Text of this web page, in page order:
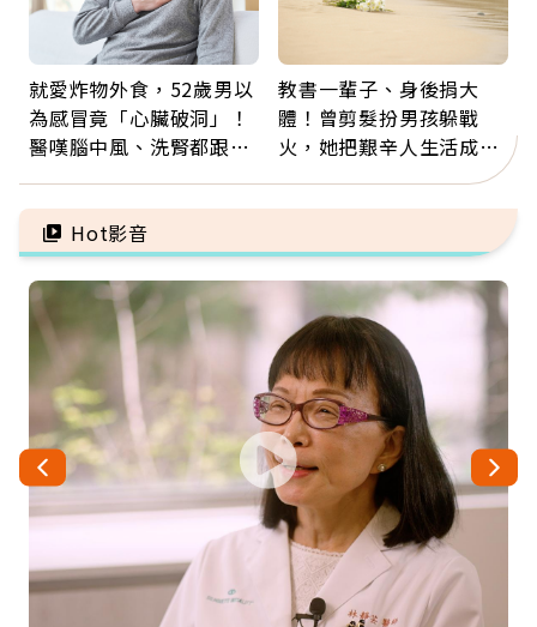
就愛炸物外食，52歲男以
為感冒竟「心臟破洞」！
醫嘆腦中風、洗腎都跟它
救
教書一輩子、身後捐大
體！曾剪髮扮男孩躲戰
火，她把艱辛人生活成風
景：生命價值在於成為祝
福
Hot影音